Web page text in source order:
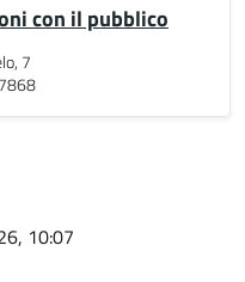
con il pubblico
7
10:07